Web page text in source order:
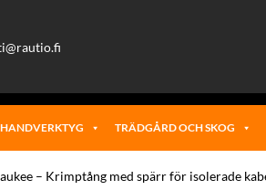
HANDVERKTYG TRÄDGÅRD OCH SKOG
– Krimptång med spärr för isolerade